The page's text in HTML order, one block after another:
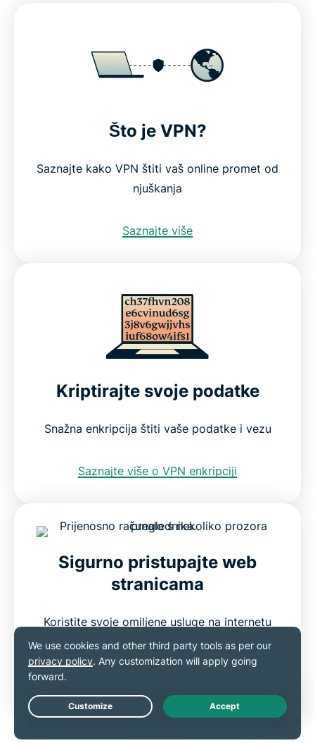
Što je VPN?
Saznajte kako VPN štiti vaš online promet od
njuškanja
Saznajte više
Kriptirajte svoje podatke
Snažna enkripcija štiti vaše podatke i vezu
Saznajte više o VPN enkripciji
Sigurno pristupajte web
stranicama
Koristite svoje omiljene usluge na internetu
bez nadzora trećih strana
Saznajte kako otključati globalni sadržaj
Live Chat